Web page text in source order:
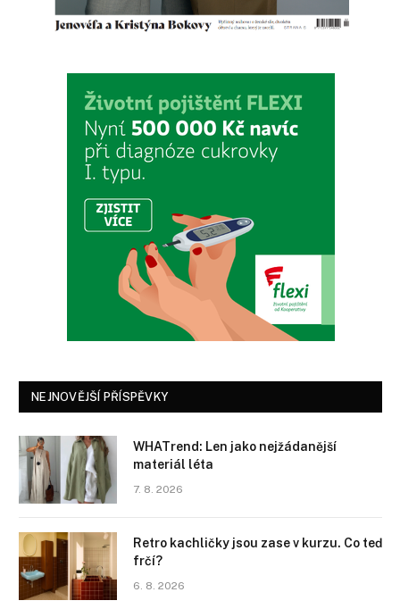
NEJNOVĚJŠÍ PŘÍSPĚVKY
WHATrend: Len jako nejžádanější
materiál léta
7. 8. 2026
Retro kachličky jsou zase v kurzu. Co teď
frčí?
6. 8. 2026